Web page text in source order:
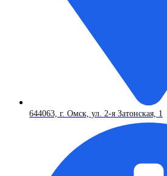
644063, г. Омск, ул. 2-я Затонская, 1